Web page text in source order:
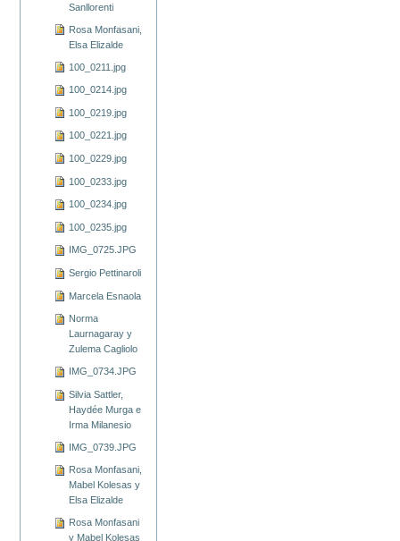
Sanllorenti
Rosa Monfasani,
Elsa Elizalde
100_0211.jpg
100_0214.jpg
100_0219.jpg
100_0221.jpg
100_0229.jpg
100_0233.jpg
100_0234.jpg
100_0235.jpg
IMG_0725.JPG
Sergio Pettinaroli
Marcela Esnaola
Norma
Laurnagaray y
Zulema Cagliolo
IMG_0734.JPG
Silvia Sattler,
Haydée Murga e
Irma Milanesio
IMG_0739.JPG
Rosa Monfasani,
Mabel Kolesas y
Elsa Elizalde
Rosa Monfasani
y Mabel Kolesas